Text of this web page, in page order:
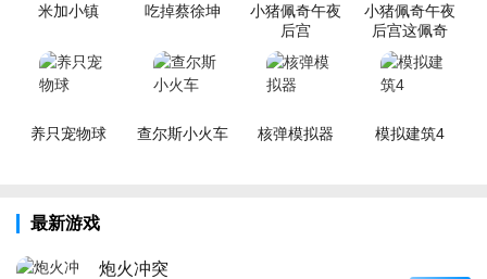
米加小镇 吃掉蔡徐坤
小猪佩奇午夜
后宫
小猪佩奇午夜
后宫这佩奇
养只宠物球 查尔斯小火车 核弹模拟器 模拟建筑4
最新游戏
炮火冲突